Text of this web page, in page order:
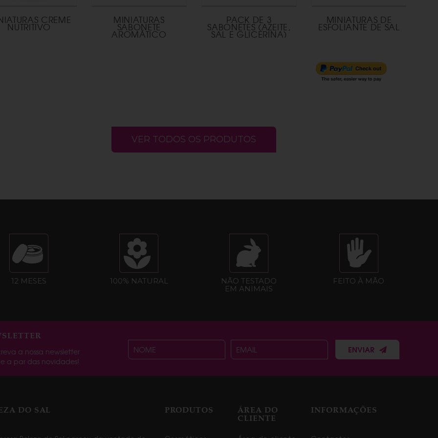
CREME
NUTRITIVO
MINIATURAS
SABONETE
AROMÁTICO
PACK DE 3
SABONETES (AZEITE,
SAL E GLICERINA)
MINIATURAS DE
ESFOLIANTE DE SAL
VER TODOS OS PRODUTOS
12 MESES 100% NATURAL
NÃO TESTADO
EM ANIMAIS
FEITO À MÃO
a nossa newsletter
a par das novidades!
ENVIAR
DO SAL PRODUTOS ÁREA DO
CLIENTE
INFORMAÇÕES